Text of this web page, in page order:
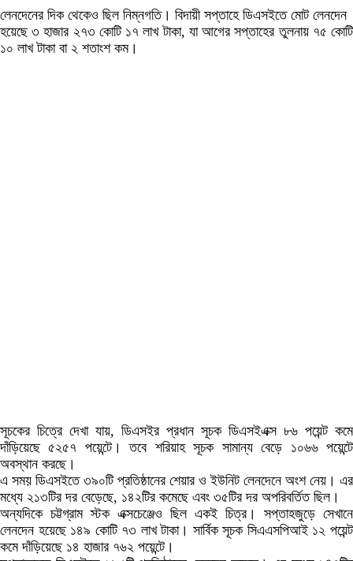
লেনদেনের দিক থেকেও ছিল নিম্নগতি। বিদায়ী সপ্তাহে ডিএসইতে মোট লেনদেন
হয়েছে ৩ হাজার ২৭৩ কোটি ১৭ লাখ টাকা, যা আগের সপ্তাহের তুলনায় ৭৫ কোটি
১০ লাখ টাকা বা ২ শতাংশ কম।
সূচকের চিত্রে দেখা যায়, ডিএসইর প্রধান সূচক ডিএসইএক্স ৮৬ পয়েন্ট কমে
দাঁড়িয়েছে ৫২৫৭ পয়েন্টে। তবে শরিয়াহ সূচক সামান্য বেড়ে ১০৬৬ পয়েন্টে
অবস্থান করছে।
এ সময় ডিএসইতে ৩৯০টি প্রতিষ্ঠানের শেয়ার ও ইউনিট লেনদেনে অংশ নেয়। এর
মধ্যে ২১৩টির দর বেড়েছে, ১৪২টির কমেছে এবং ৩৫টির দর অপরিবর্তিত ছিল।
অন্যদিকে চট্টগ্রাম স্টক এক্সচেঞ্জেও ছিল একই চিত্র। সপ্তাহজুড়ে সেখানে
লেনদেন হয়েছে ১৪৯ কোটি ৭৩ লাখ টাকা। সার্বিক সূচক সিএএসপিআই ১২ পয়েন্ট
কমে দাঁড়িয়েছে ১৪ হাজার ৭৬২ পয়েন্টে।